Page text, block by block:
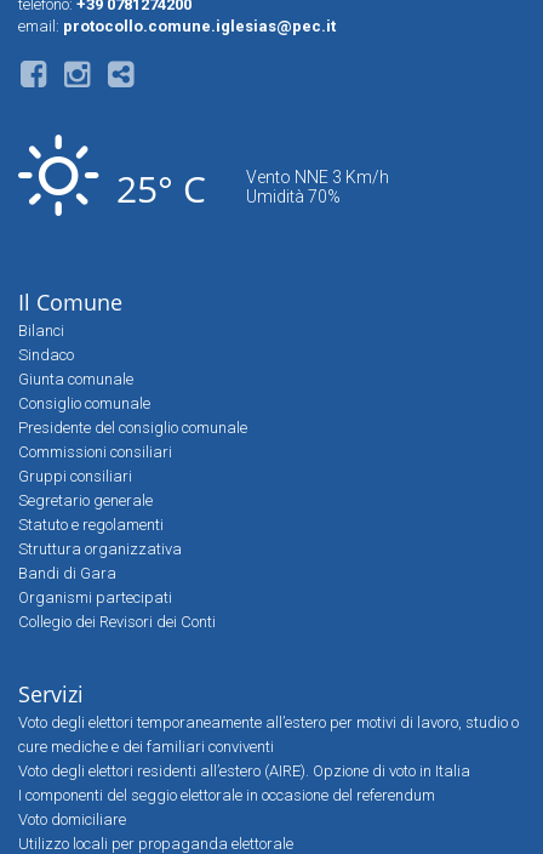
telefono: +39 0781274200
email: protocollo.comune.iglesias@pec.it
25° C
Vento NNE 3 Km/h
Umidità 70%
Il Comune
Bilanci
Sindaco
Giunta comunale
Consiglio comunale
Presidente del consiglio comunale
Commissioni consiliari
Gruppi consiliari
Segretario generale
Statuto e regolamenti
Struttura organizzativa
Bandi di Gara
Organismi partecipati
Collegio dei Revisori dei Conti
Servizi
Voto degli elettori temporaneamente all’estero per motivi di lavoro, studio o
cure mediche e dei familiari conviventi
Voto degli elettori residenti all’estero (AIRE). Opzione di voto in Italia
I componenti del seggio elettorale in occasione del referendum
Voto domiciliare
Utilizzo locali per propaganda elettorale